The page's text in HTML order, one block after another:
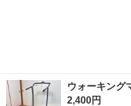
ウォーキン
2,400円